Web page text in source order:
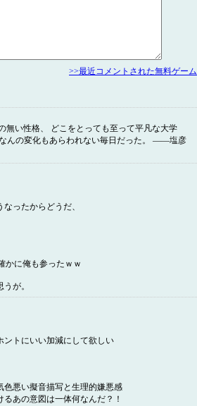
>>最近コメントされた無料ゲーム
い性格、 どこをとっても至って平凡な大学
んの変化もあらわれない毎日だった。 ――塩彦
ったからどうだ、
かに俺も参ったｗｗ
が。
ントにいい加減にして欲しい
色悪い擬音描写と生理的嫌悪感
あの意図は一体何なんだ？！